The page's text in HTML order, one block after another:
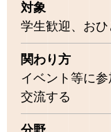
対象
学生歓迎
お
関わり方
イベント等に参
交流する